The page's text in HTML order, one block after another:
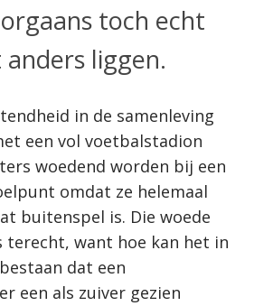
toch echt
liggen.
in de samenleving
een vol voetbalstadion
woedend worden bij een
omdat ze helemaal
buitenspel is. Die woede
terecht, want hoe kan het in
dat een
een als zuiver gezien